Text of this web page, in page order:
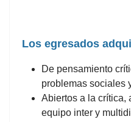
Los egresados
De pensamiento
problemas sociales
Abiertos a la crítica,
equipo inter y